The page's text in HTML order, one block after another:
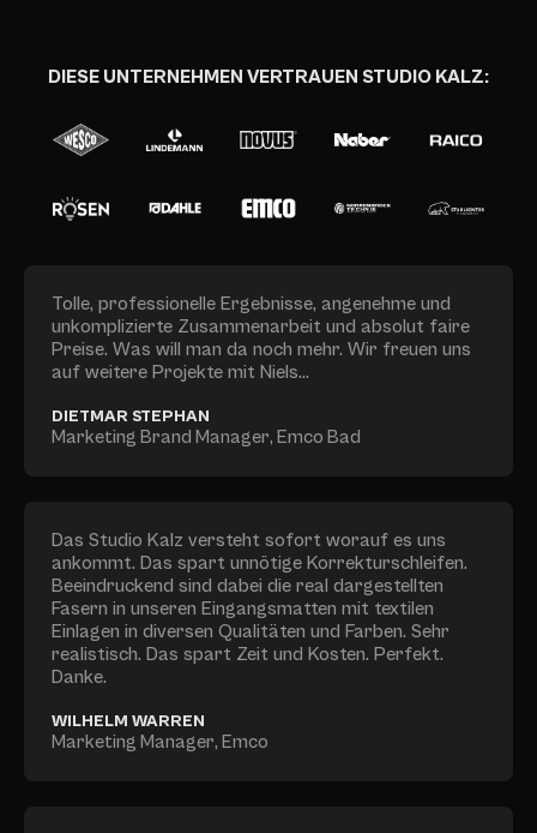
DIESE UNTERNEHMEN VERTRAUEN STUDIO KALZ:
Tolle, professionelle Ergebnisse, angenehme und
unkomplizierte Zusammenarbeit und absolut faire
Preise. Was will man da noch mehr. Wir freuen uns
auf weitere Projekte mit Niels...
DIETMAR STEPHAN
Marketing Brand Manager,Emco Bad
Das Studio Kalz versteht sofort worauf es uns
ankommt. Das spart unnötige Korrekturschleifen.
Beeindruckend sind dabei die real dargestellten
Fasern in unseren Eingangsmatten mit textilen
Einlagen in diversen Qualitäten und Farben. Sehr
realistisch. Das spart Zeit und Kosten. Perfekt.
Danke.
WILHELM WARREN
Marketing Manager,Emco